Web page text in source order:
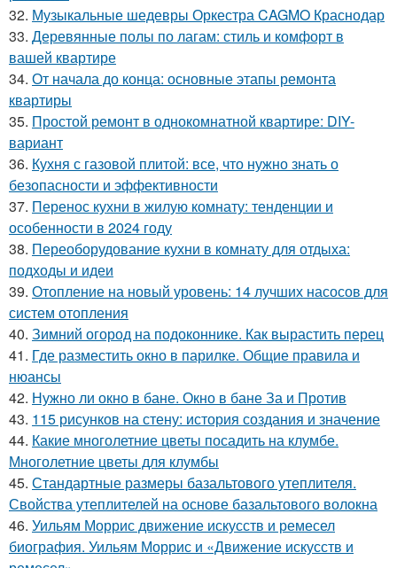
32. Музыкальные шедевры Оркестра CAGMO Краснодар
33. Деревянные полы по лагам: стиль и комфорт в
вашей квартире
34. От начала до конца: основные этапы ремонта
квартиры
35. Простой ремонт в однокомнатной квартире: DIY-
вариант
36. Кухня с газовой плитой: все, что нужно знать о
безопасности и эффективности
37. Перенос кухни в жилую комнату: тенденции и
особенности в 2024 году
38. Переоборудование кухни в комнату для отдыха:
подходы и идеи
39. Отопление на новый уровень: 14 лучших насосов для
систем отопления
40. Зимний огород на подоконнике. Как вырастить перец
41. Где разместить окно в парилке. Общие правила и
нюансы
42. Нужно ли окно в бане. Окно в бане За и Против
43. 115 рисунков на стену: история создания и значение
44. Какие многолетние цветы посадить на клумбе.
Многолетние цветы для клумбы
45. Стандартные размеры базальтового утеплителя.
Свойства утеплителей на основе базальтового волокна
46. Уильям Моррис движение искусств и ремесел
биография. Уильям Моррис и «Движение искусств и